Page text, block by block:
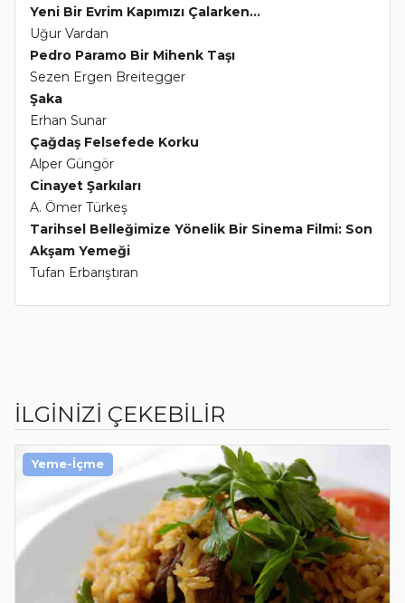
Yeni Bir Evrim Kapımızı Çalarken...
Uğur Vardan
Pedro Paramo Bir Mihenk Taşı
Sezen Ergen Breitegger
Şaka
Erhan Sunar
Çağdaş Felsefede Korku
Alper Güngör
Cinayet Şarkıları
A. Ömer Türkeş
Tarihsel Belleğimize Yönelik Bir Sinema Filmi: Son
Akşam Yemeği
Tufan Erbarıştıran
İLGİNİZİ ÇEKEBİLİR
Yeme-İçme